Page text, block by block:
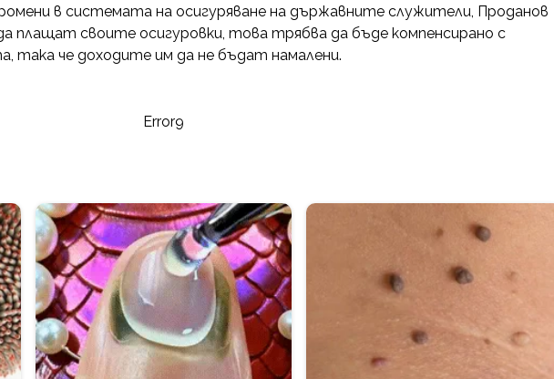
в системата на осигуряване на държавните служители, Проданов
плащат своите осигуровки, това трябва да бъде компенсирано с
така че доходите им да не бъдат намалени.
Error9